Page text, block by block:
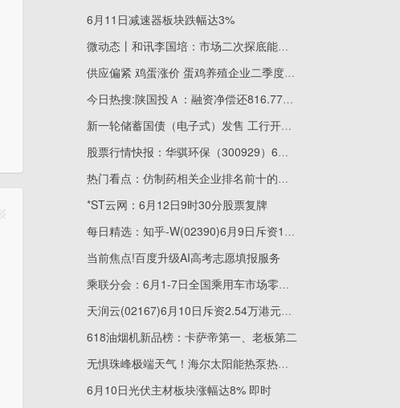
6月11日减速器板块跌幅达3%
微动态丨和讯李国培：市场二次探底能否成功？
供应偏紧 鸡蛋涨价 蛋鸡养殖企业二季度盈利有望修复 观察
今日热搜:陕国投Ａ：融资净偿还816.77万元，融资余额7.23亿元
新一轮储蓄国债（电子式）发售 工行开通个人养老金账户购买渠道
股票行情快报：华骐环保（300929）6月10日主力资金净卖出68.44万元_视焦点讯
热门看点：仿制药相关企业排名前十的有哪些（3月25日成交额榜）
*ST云网：6月12日9时30分股票复牌
每日精选：知乎-W(02390)6月9日斥资13.22万美元回购12.56万股
当前焦点!百度升级AI高考志愿填报服务
乘联分会：6月1-7日全国乘用车市场零售22.8万辆，同比下降23%
天润云(02167)6月10日斥资2.54万港元回购8000股 焦点快报
618油烟机新品榜：卡萨帝第一、老板第二
无惧珠峰极端天气！海尔太阳能热泵热水器实现全天候热水自由
6月10日光伏主材板块涨幅达8% 即时